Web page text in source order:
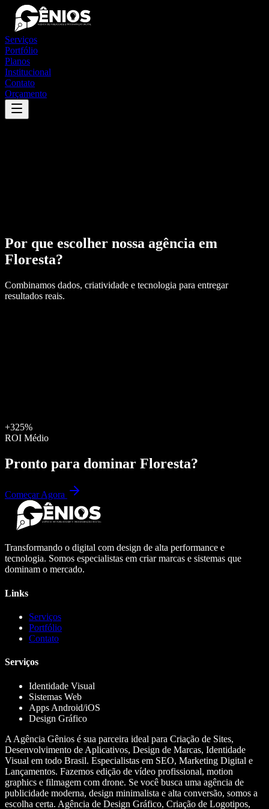
Serviços
Portfólio
Planos
Institucional
Contato
Orçamento
Por que escolher nossa agência em
Floresta?
Combinamos dados, criatividade e tecnologia para entregar
resultados reais.
+325%
ROI Médio
Pronto para dominar Floresta?
Começar Agora
Transformando o digital com design de alta performance e
tecnologia. Somos especialistas em criar marcas e sistemas que
dominam o mercado.
Links
Serviços
Portfólio
Contato
Serviços
Identidade Visual
Sistemas Web
Apps Android/iOS
Design Gráfico
A Agência Gênios é sua parceira ideal para Criação de Sites,
Desenvolvimento de Aplicativos, Design de Marcas, Identidade
Visual em todo Brasil. Especialistas em SEO, Marketing Digital e
Lançamentos. Fazemos edição de vídeo profissional, motion
graphics e filmagem com drone. Se você busca uma agência de
publicidade moderna, design minimalista e alta conversão, somos a
escolha certa. Agência de Design Gráfico, Criação de Logotipos,